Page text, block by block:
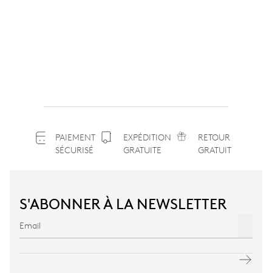
PAIEMENT
SÉCURISÉ
EXPÉDITION
GRATUITE
RETOUR
GRATUIT
S'ABONNER À LA NEWSLETTER